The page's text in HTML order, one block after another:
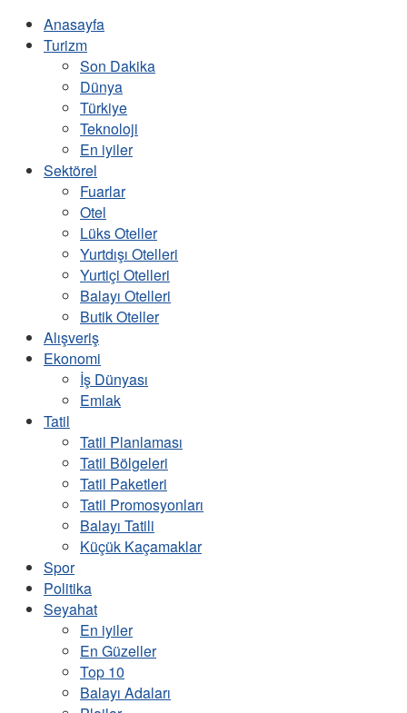
Anasayfa
Turizm
Son Dakika
Dünya
Türkiye
Teknoloji
En iyiler
Sektörel
Fuarlar
Otel
Lüks Oteller
Yurtdışı Otelleri
Yurtiçi Otelleri
Balayı Otelleri
Butik Oteller
Alışveriş
Ekonomi
İş Dünyası
Emlak
Tatil
Tatil Planlaması
Tatil Bölgeleri
Tatil Paketleri
Tatil Promosyonları
Balayı Tatili
Küçük Kaçamaklar
Spor
Politika
Seyahat
En iyiler
En Güzeller
Top 10
Balayı Adaları